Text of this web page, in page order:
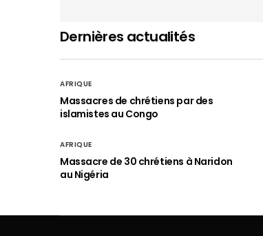
Dernières actualités
AFRIQUE
Massacres de chrétiens par des
islamistes au Congo
AFRIQUE
Massacre de 30 chrétiens à Naridon
au Nigéria